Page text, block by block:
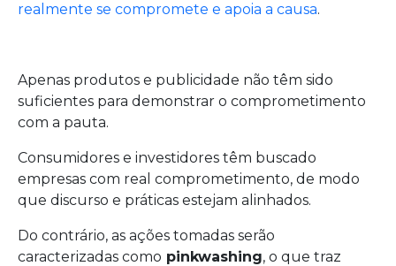
realmente se compromete e apoia a causa.
Apenas produtos e publicidade não têm sido
suficientes para demonstrar o comprometimento
com a pauta.
Consumidores e investidores têm buscado
empresas com real comprometimento, de modo
que discurso e práticas estejam alinhados.
Do contrário, as ações tomadas serão
caracterizadas como pinkwashing, o que traz